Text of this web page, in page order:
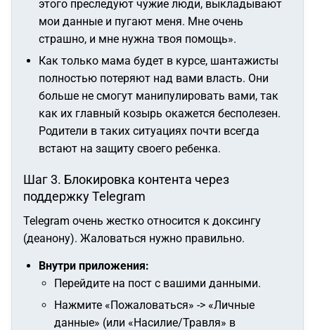
этого преследуют чужие люди, выкладывают
мои данные и пугают меня. Мне очень
страшно, и мне нужна твоя помощь».
Как только мама будет в курсе, шантажисты
полностью потеряют над вами власть. Они
больше не смогут манипулировать вами, так
как их главный козырь окажется бесполезен.
Родители в таких ситуациях почти всегда
встают на защиту своего ребенка.
Шаг 3. Блокировка контента через
поддержку Telegram
Telegram очень жестко относится к доксингу
(деанону). Жаловаться нужно правильно.
Внутри приложения:
Перейдите на пост с вашими данными.
Нажмите «Пожаловаться» -> «Личные
данные» (или «Насилие/Травля» в